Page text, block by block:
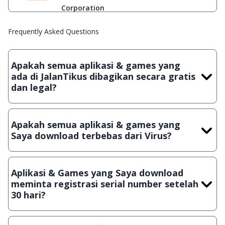
Corporation
Frequently Asked Questions
Apakah semua aplikasi & games yang
ada di JalanTikus dibagikan secara gratis
dan legal?
Ya, JalanTikus hanya membagikan aplikasi & games yang
crack, patch atau semacamnya.
Apakah semua aplikasi & games yang
Saya download terbebas dari Virus?
Ya, JalanTikus selalu melakukan scanning dengan 3 jenis
suatu aplikasi atau games, sehingga bisa dijamin 100%
terbebas dari virus.
Aplikasi & Games yang Saya download
meminta registrasi serial number setelah
30 hari?
Meskipun dibagikan secara gratis, namun ada beberapa